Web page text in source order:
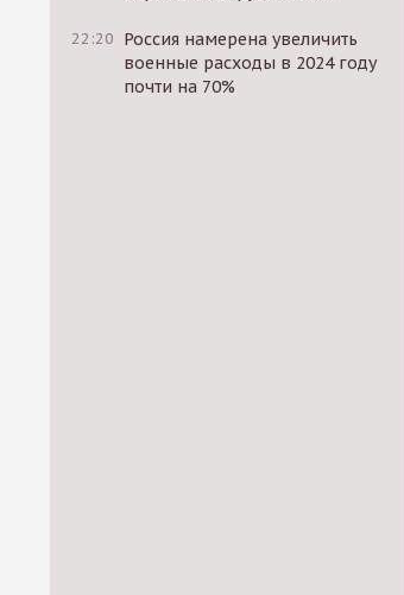
22:20 Россия намерена увеличить
военные расходы в 2024 году
почти на 70%